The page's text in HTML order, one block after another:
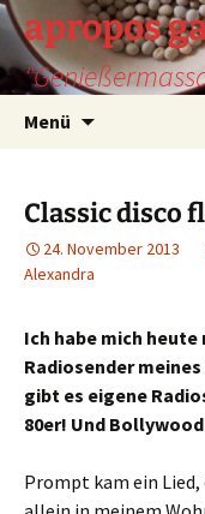
Zum
Inhalt
springen
apropos
Menü
Classic disco
24. November 2013
Alexandra
Ich habe mich
Radiosender
gibt es eigene
80er! Und
Prompt kam ein Lied,